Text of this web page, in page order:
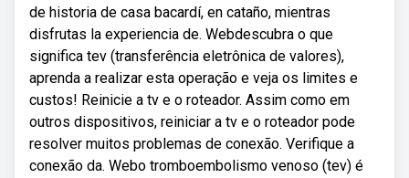
de historia de casa bacardí, en cataño, mientras
disfrutas la experiencia de. Webdescubra o que
significa tev (transferência eletrônica de valores),
aprenda a realizar esta operação e veja os limites e
custos! Reinicie a tv e o roteador. Assim como em
outros dispositivos, reiniciar a tv e o roteador pode
resolver muitos problemas de conexão. Verifique a
conexão da. Webo tromboembolismo venoso (tev) é